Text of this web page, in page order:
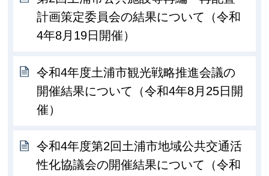
計画策定委員会の結果について（令和
4年8月19日開催）
令和4年度土浦市観光戦略推進会議の
開催結果について（令和4年8月25日開
催）
令和4年度第2回土浦市地域公共交通活
性化協議会の開催結果について（令和